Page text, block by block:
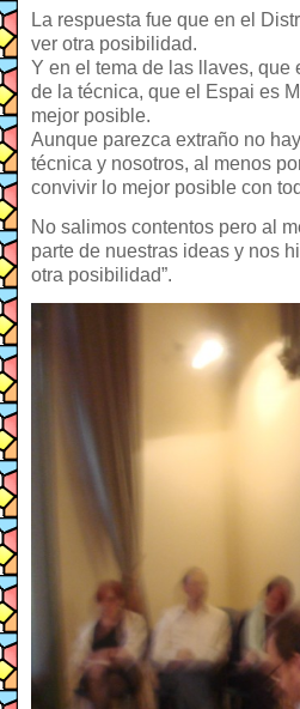
La respuesta fue que en el
ver otra posibilidad.
Y en el tema de las llaves, que
de la técnica, que el Espai es
mejor posible.
Aunque parezca extraño no
técnica y nosotros, al menos
convivir lo mejor posible con
No salimos contentos pero al
parte de nuestras ideas y nos
otra posibilidad”.